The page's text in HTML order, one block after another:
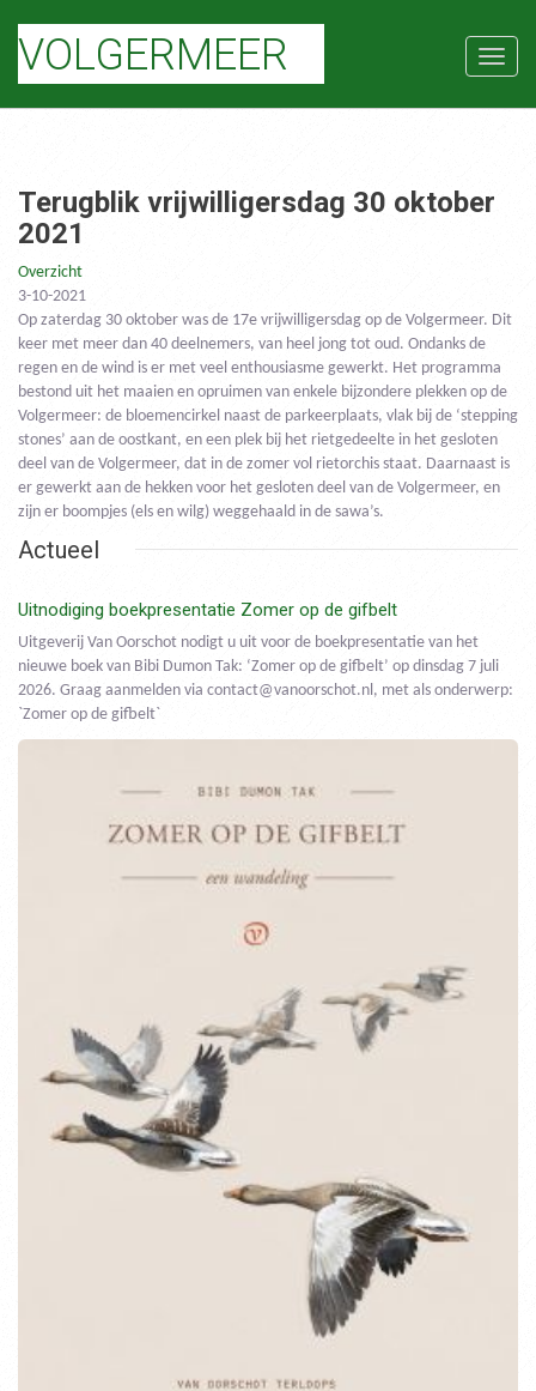
VOLGERMEER
Terugblik vrijwilligersdag 30 oktober
2021
Overzicht
3-10-2021
Op zaterdag 30 oktober was de 17e vrijwilligersdag op de Volgermeer. Dit
keer met meer dan 40 deelnemers, van heel jong tot oud. Ondanks de
regen en de wind is er met veel enthousiasme gewerkt. Het programma
bestond uit het maaien en opruimen van enkele bijzondere plekken op de
Volgermeer: de bloemencirkel naast de parkeerplaats, vlak bij de ‘stepping
stones’ aan de oostkant, en een plek bij het rietgedeelte in het gesloten
deel van de Volgermeer, dat in de zomer vol rietorchis staat. Daarnaast is
er gewerkt aan de hekken voor het gesloten deel van de Volgermeer, en
zijn er boompjes (els en wilg) weggehaald in de sawa’s.
Actueel
Uitnodiging boekpresentatie Zomer op de gifbelt
Uitgeverij Van Oorschot nodigt u uit voor de boekpresentatie van het
nieuwe boek van Bibi Dumon Tak: ‘Zomer op de gifbelt’ op dinsdag 7 juli
2026. Graag aanmelden via contact@vanoorschot.nl, met als onderwerp:
`Zomer op de gifbelt`